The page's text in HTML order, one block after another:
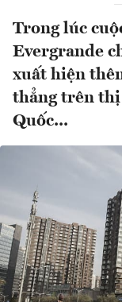
Trong lúc
Evergrande
xuất hiện
thẳng trên thị
Quốc...